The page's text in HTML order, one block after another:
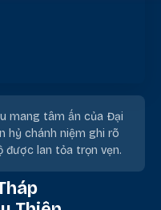
mang tâm ấn của Đại
hỷ chánh niệm ghi rõ
được lan tỏa trọn vẹn.